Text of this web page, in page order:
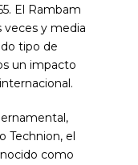
El Rambam
veces y media
tipo de
un impacto
Technion, el
como